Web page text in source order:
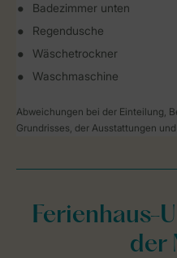
Badezimmer unten
Regendusche
Wäschetrockner
Waschmaschine
Abweichungen bei der Einteilung,
Grundrisses, der Ausstattungen
Ferienhaus-
der